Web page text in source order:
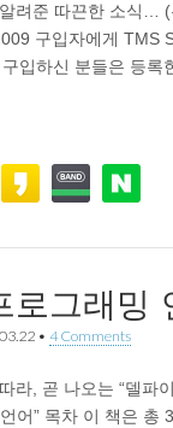
려준 따끈한 소식…
구입자에게 TMS
입하신 분들은 등
로그래밍
• 4 Comments
라, 곧 나오는 “델파
어” 목차 이 책은